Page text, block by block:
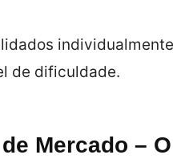
de dificuldade.
Mercado –